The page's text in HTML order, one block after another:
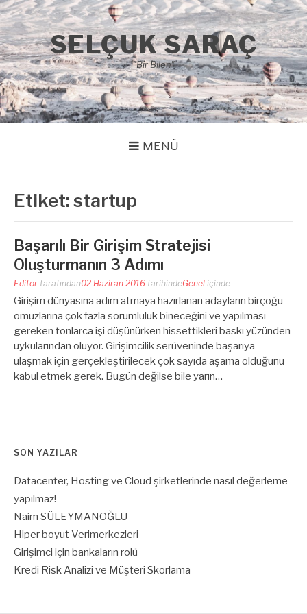
İçeriğe
atla
SELÇUK SARAÇ
"Bir Bilen"
MENÜ
Etiket:startup
Başarılı Bir Girişim Stratejisi
Oluşturmanın 3 Adımı
Editor tarafından02 Haziran 2016 tarihindeGenel içinde
Girişim dünyasına adım atmaya hazırlanan adayların birçoğu
omuzlarına çok fazla sorumluluk bineceğini ve yapılması
gereken tonlarca işi düşünürken hissettikleri baskı yüzünden
uykularından oluyor. Girişimcilik serüveninde başarıya
ulaşmak için gerçekleştirilecek çok sayıda aşama olduğunu
kabul etmek gerek. Bugün değilse bile yarın…
SON YAZILAR
Datacenter, Hosting ve Cloud şirketlerinde nasıl değerleme
yapılmaz!
Naim SÜLEYMANOĞLU
Hiper boyut Verimerkezleri
Girişimci için bankaların rolü
Kredi Risk Analizi ve Müşteri Skorlama